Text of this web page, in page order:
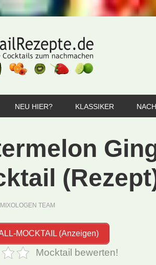
NEU HIER? KLASSIKER
TEAM
MOCKTAIL (Anzeigen)
Mocktail bewerten!